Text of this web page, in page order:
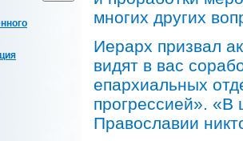
многих других
Иерарх призвал
видят в вас
епархиальных
прогрессией». «В
Православии